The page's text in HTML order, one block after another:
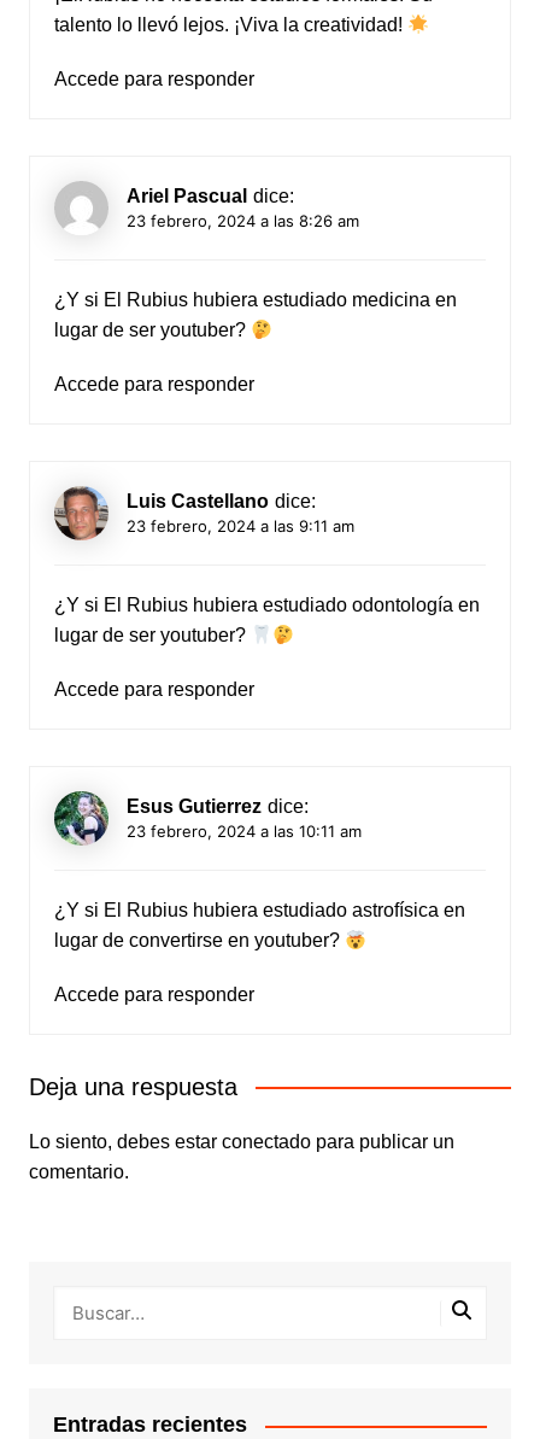
talento lo llevó lejos. ¡Viva la creatividad!
Accede para responder
Ariel Pascual dice:
23 febrero, 2024 a las 8:26 am
¿Y si El Rubius hubiera estudiado medicina en
lugar de ser youtuber?
Accede para responder
Luis Castellano dice:
23 febrero, 2024 a las 9:11 am
¿Y si El Rubius hubiera estudiado odontología en
lugar de ser youtuber?
Accede para responder
Esus Gutierrez dice:
23 febrero, 2024 a las 10:11 am
¿Y si El Rubius hubiera estudiado astrofísica en
lugar de convertirse en youtuber?
Accede para responder
Deja una respuesta
Lo siento, debes estar conectadopara publicar un
comentario.
Entradas recientes